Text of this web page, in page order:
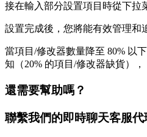
接在輸入部分設置項目時從下拉
設置完成後，您將能有效管理和
當項目/修改器數量降至 80% 以
知（20% 的項目/修改器缺貨），
還需要幫助嗎？
聯繫我們的即時聊天客服代